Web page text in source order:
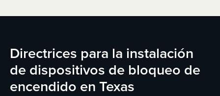
Directrices para la instalación
de dispositivos de bloqueo de
encendido en Texas